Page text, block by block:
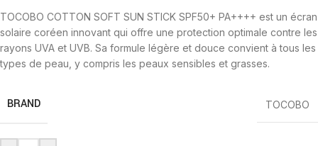
TOCOBO COTTON SOFT SUN STICK SPF50+ PA++++ est un écran
solaire coréen innovant qui offre une protection optimale contre les
rayons UVA et UVB. Sa formule légère et douce convient à tous les
types de peau, y compris les peaux sensibles et grasses.
BRAND TOCOBO